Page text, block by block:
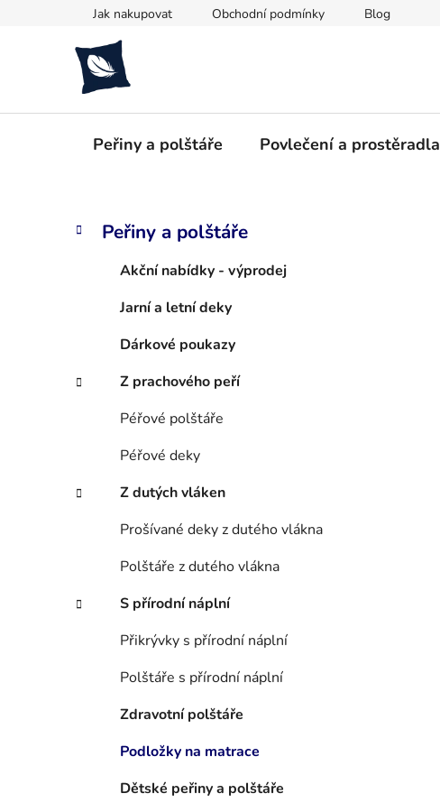
Jak nakupovat Obchodní podmínky Blog
Peřiny a polštáře Povlečení a prostěradla
P
n
e
Přeskočit
kategorie
K
a
e
Peřiny a polštáře
Akční nabídky - výprodej
Jarní a letní deky
Dárkové poukazy
Z prachového peří
Péřové polštáře
Péřové deky
Z dutých vláken
Prošívané deky z dutého vlákna
Polštáře z dutého vlákna
S přírodní náplní
Přikrývky s přírodní náplní
Polštáře s přírodní náplní
Zdravotní polštáře
Podložky na matrace
Dětské peřiny a polštáře